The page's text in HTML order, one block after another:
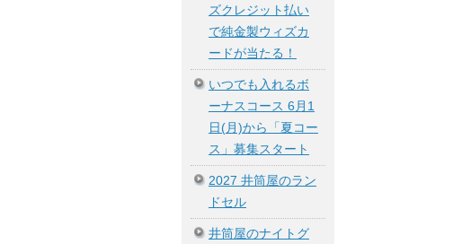
ズクレジット払い
で純金製ウィズカ
ードが当たる！
いつでも入れるボ
ーナスコース 6月1
日(月)から「夏コー
ス」募集スタート
2027 井筒屋のラン
ドセル
井筒屋のナイトグ